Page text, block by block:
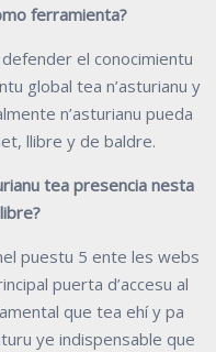
ferramienta?
el conocimientu
global tea n’asturianu y
n’asturianu pueda
llibre y de baldre.
tea presencia nesta
puestu 5 ente les webs
puerta d’accesu al
que tea ehí y pa
ye indispensable que